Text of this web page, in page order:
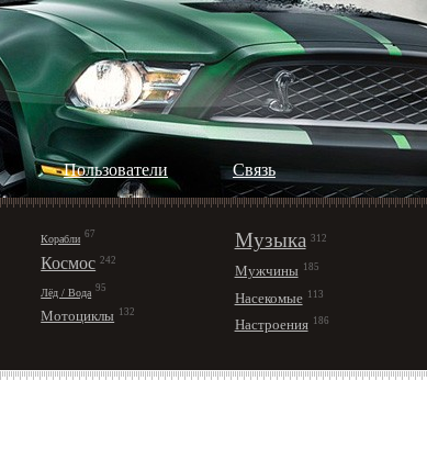
Пользователи Cвязь
Корабли 67
Космос 242
Лёд / Вода 95
Мотоциклы 132
Музыка 312
Мужчины 185
Насекомые 113
Настроения 186